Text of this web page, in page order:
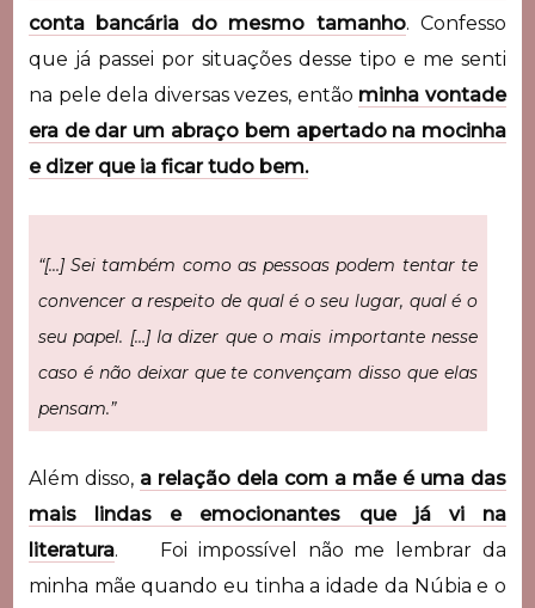
conta bancária do mesmo tamanho. Confesso
que já passei por situações desse tipo e me senti
na pele dela diversas vezes, então minha vontade
era de dar um abraço bem apertado na mocinha
e dizer que ia ficar tudo bem.
“[…] Sei também como as pessoas podem tentar te
convencer a respeito de qual é o seu lugar, qual é o
seu papel. […] Ia dizer que o mais importante nesse
caso é não deixar que te convençam disso que elas
pensam.”
Além disso, a relação dela com a mãe é uma das
mais lindas e emocionantes que já vi na
literatura. Foi impossível não me lembrar da
minha mãe quando eu tinha a idade da Núbia e o